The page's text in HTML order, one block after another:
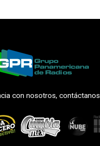
con nosotros, contáctanos